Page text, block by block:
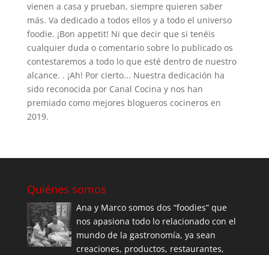
vienen a casa y prueban, siempre quieren saber
más. Va dedicado a todos ellos y a todo el universo
foodie. ¡Bon appetit! Ni que decir que si tenéis
cualquier duda o comentario sobre lo publicado os
contestaremos a todo lo que esté dentro de nuestro
alcance. . ¡Ah! Por cierto... Nuestra dedicación ha
sido reconocida por Canal Cocina y nos han
premiado como mejores blogueros cocineros en
2019.
Quiénes somos
Ana y Marco somos dos “foodies” que
nos apasiona todo lo relacionado con el
mundo de la gastronomía, ya sean
creaciones, productos, restaurantes,